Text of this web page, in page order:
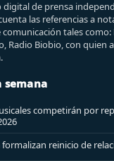
digital de prensa
las referencias a
tales como:
Radio Biobio, con quien
semana
competirán por
formalizan reinicio de